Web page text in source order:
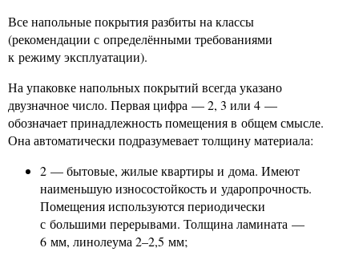
Все напольные покрытия разбиты на классы
(рекомендации с определёнными требованиями
к режиму эксплуатации).
На упаковке напольных покрытий всегда указано
двузначное число. Первая цифра — 2, 3 или 4 —
обозначает принадлежность помещения в общем смысле.
Она автоматически подразумевает толщину материала:
2 — бытовые, жилые квартиры и дома. Имеют
наименьшую износостойкость и ударопрочность.
Помещения используются периодически
с большими перерывами. Толщина ламината —
6 мм, линолеума 2–2,5 мм;